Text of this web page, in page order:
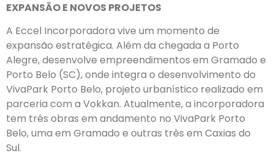
EXPANSÃO E NOVOS PROJETOS
A Eccel Incorporadora vive um momento de
expansão estratégica. Além da chegada a Porto
Alegre, desenvolve empreendimentos em Gramado e
Porto Belo (SC), onde integra o desenvolvimento do
VivaPark Porto Belo, projeto urbanístico realizado em
parceria com a Vokkan. Atualmente, a incorporadora
tem três obras em andamento no VivaPark Porto
Belo, uma em Gramado e outras três em Caxias do
Sul.